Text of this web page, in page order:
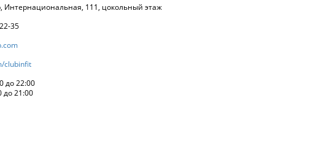
Интернациональная, 111, цокольный этаж
35
clubinfit
до 22:00
до 21:00